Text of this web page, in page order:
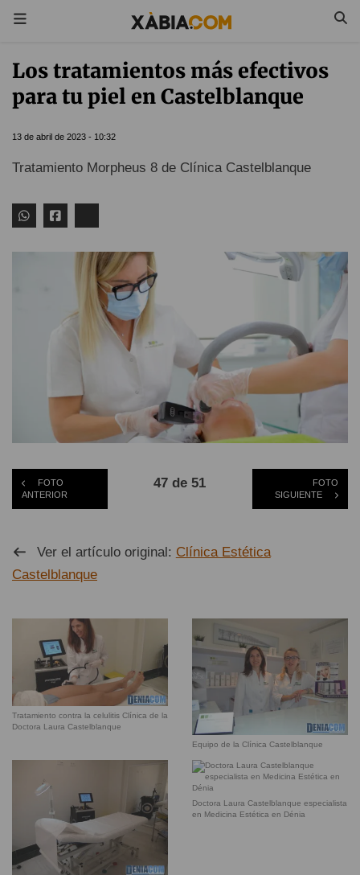
Los tratamientos más efectivos
para tu piel en Castelblanque
13 de abril de 2023 - 10:32
Tratamiento Morpheus 8 de Clínica Castelblanque
FOTO
ANTERIOR
47 de 51
FOTO
SIGUIENTE
Ver el artículo original: Clínica Estética
Castelblanque
Tratamiento contra la celulitis Clínica de la
Doctora Laura Castelblanque
Equipo de la Clínica Castelblanque
Doctora Laura Castelblanque especialista
en Medicina Estética en Dénia